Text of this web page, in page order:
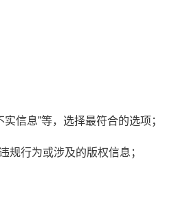
信息”等，选择最符合的选项；
规行为或涉及的版权信息；